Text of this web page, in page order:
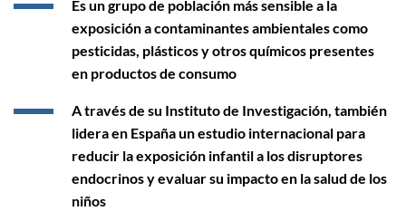
Es un grupo de población más sensible a la
exposición a contaminantes ambientales como
pesticidas, plásticos y otros químicos presentes
en productos de consumo
A través de su Instituto de Investigación, también
lidera en España un estudio internacional para
reducir la exposición infantil a los disruptores
endocrinos y evaluar su impacto en la salud de los
niños